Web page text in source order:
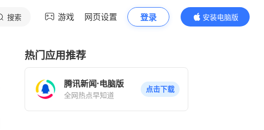
搜索 游戏 网页设置 登录
安装电脑版
内容更精彩
热门应用推荐
腾讯新闻·电脑版
全网热点早知道
点击下载